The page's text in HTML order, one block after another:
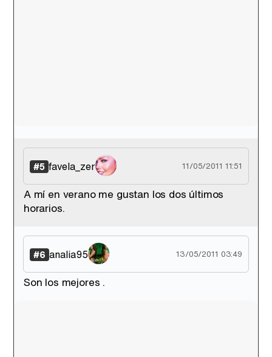
#5 favela_zer 11/05/2011 11:51
A mí en verano me gustan los dos últimos
horarios.
#6 analia95 13/05/2011 03:49
Son los mejores .